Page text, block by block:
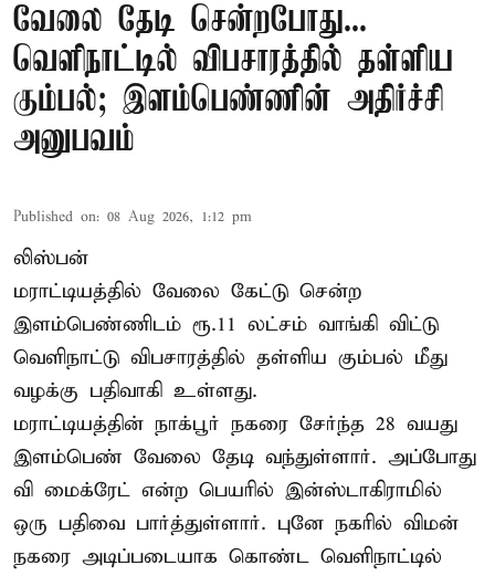
வேலை தேடி சென்றபோது...
வெளிநாட்டில் விபசாரத்தில் தள்ளிய
கும்பல்; இளம்பெண்ணின் அதிர்ச்சி
அனுபவம்
Published on: 08 Aug 2026, 1:12 pm
லிஸ்பன்
மராட்டியத்தில் வேலை கேட்டு சென்ற
இளம்பெண்ணிடம் ரூ.11 லட்சம் வாங்கி விட்டு
வெளிநாட்டு விபசாரத்தில் தள்ளிய கும்பல் மீது
வழக்கு பதிவாகி உள்ளது.
மராட்டியத்தின் நாக்பூர் நகரை சேர்ந்த 28 வயது
இளம்பெண் வேலை தேடி வந்துள்ளார். அப்போது
வி மைக்ரேட் என்ற பெயரில் இன்ஸ்டாகிராமில்
ஒரு பதிவை பார்த்துள்ளார். புனே நகரில் விமன்
நகரை அடிப்படையாக கொண்ட வெளிநாட்டில்